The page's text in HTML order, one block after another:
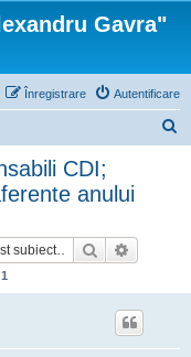
Gavra"
Autentificare
Înregistrare
CDI;
anului
Căutare
1